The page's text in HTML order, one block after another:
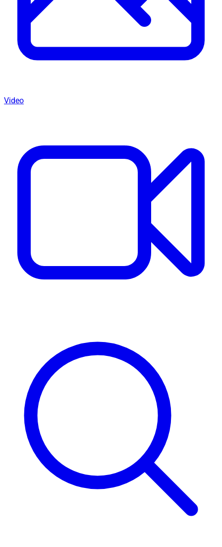
Video